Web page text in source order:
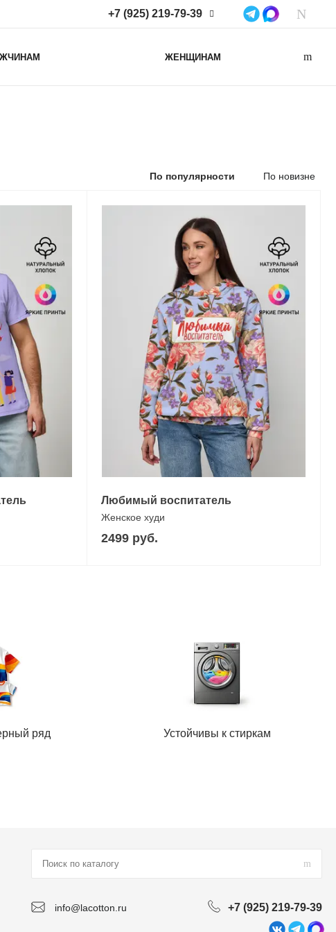
+7 (925) 219-79-39
Нижегородская область,
ЖЕНЩИНАМ
По популярности По новизне
Любимый воспитатель
Женское худи
2499 руб.
ряд Устойчивы к стиркам
info@lacotton.ru +7 (925) 219-79-39